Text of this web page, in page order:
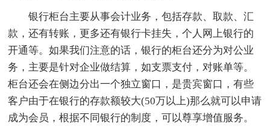
银行柜台主要从事会计业务，包括存款、取款、汇
款，还有转账，更多还有银行卡挂失，个人网上银行的
开通等。如果我们注意的话，银行的柜台还分为对公业
务，主要是针对企业做结算，如支票支付，对账单等。
柜台还会在侧边分出一个独立窗口，是贵宾窗口，有些
客户由于在银行的存款额较大(50万以上)那么就可以申请
成为会员，根据不同银行的制度，可以尊享增值服务。